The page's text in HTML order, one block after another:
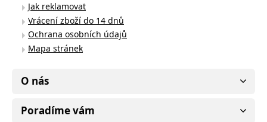
Jak reklamovat
Vrácení zboží do 14 dnů
Ochrana osobních údajů
Mapa stránek
O nás
Poradíme vám